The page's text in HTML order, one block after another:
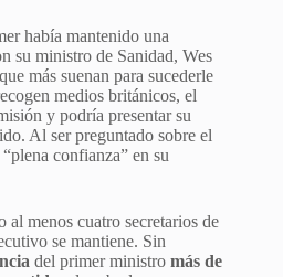
había mantenido una
su ministro de Sanidad, Wes
más suenan para sucederle
medios británicos, el
y podría presentar su
Al ser preguntado sobre el
confianza” en su
menos cuatro secretarios de
se mantiene. Sin
del primer ministro más de